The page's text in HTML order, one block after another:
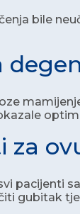
bile
za
pacijenti
gubitak